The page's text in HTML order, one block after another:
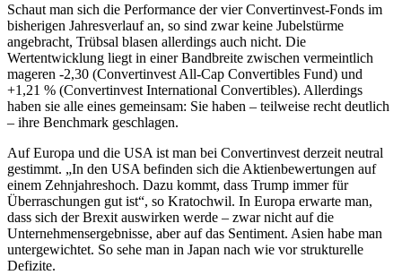
Schaut man sich die Performance der vier Convertinvest-Fonds im
bisherigen Jahresverlauf an, so sind zwar keine Jubelstürme
angebracht, Trübsal blasen allerdings auch nicht. Die
Wertentwicklung liegt in einer Bandbreite zwischen vermeintlich
mageren -2,30 (Convertinvest All-Cap Convertibles Fund) und
+1,21 % (Convertinvest International Convertibles). Allerdings
haben sie alle eines gemeinsam: Sie haben – teilweise recht deutlich
– ihre Benchmark geschlagen.
Auf Europa und die USA ist man bei Convertinvest derzeit neutral
gestimmt. „In den USA befinden sich die Aktienbewertungen auf
einem Zehnjahreshoch. Dazu kommt, dass Trump immer für
Überraschungen gut ist“, so Kratochwil. In Europa erwarte man,
dass sich der Brexit auswirken werde – zwar nicht auf die
Unternehmensergebnisse, aber auf das Sentiment. Asien habe man
untergewichtet. So sehe man in Japan nach wie vor strukturelle
Defizite.